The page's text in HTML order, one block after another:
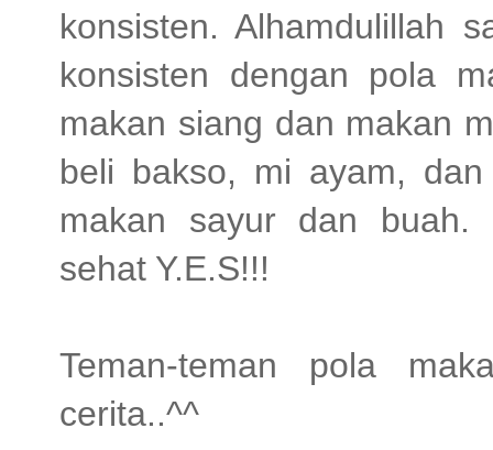
konsisten. Alhamdulillah
konsisten dengan pola
makan siang dan makan
beli bakso, mi ayam,
makan sayur dan buah.
sehat Y.E.S!!!
Teman-teman pola
cerita..^^